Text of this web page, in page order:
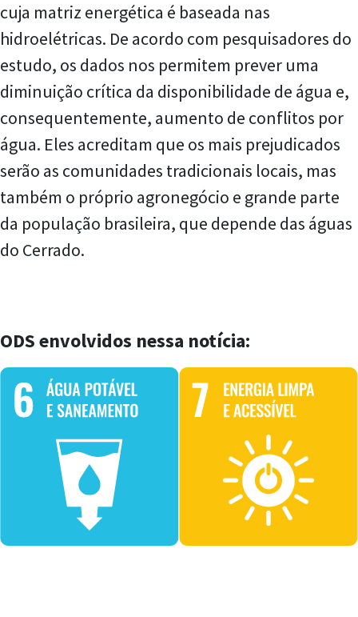
cuja matriz energética é baseada nas
hidroelétricas. De acordo com pesquisadores do
estudo, os dados nos permitem prever uma
diminuição crítica da disponibilidade de água e,
consequentemente, aumento de conflitos por
água. Eles acreditam que os mais prejudicados
serão as comunidades tradicionais locais, mas
também o próprio agronegócio e grande parte
da população brasileira, que depende das águas
do Cerrado.
ODS envolvidos nessa notícia: